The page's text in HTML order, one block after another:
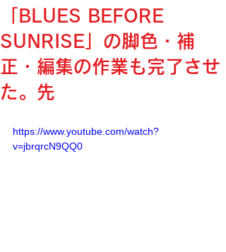
「BLUES BEFORE
SUNRISE」の脚色・補
正・編集の作業も完了させ
た。先
https://www.youtube.com/watch?
v=jbrqrcN9QQ0